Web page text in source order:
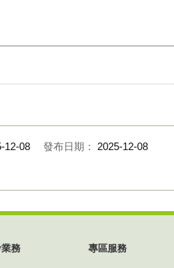
12-08 發布日期： 2025-12-08
務 專區服務